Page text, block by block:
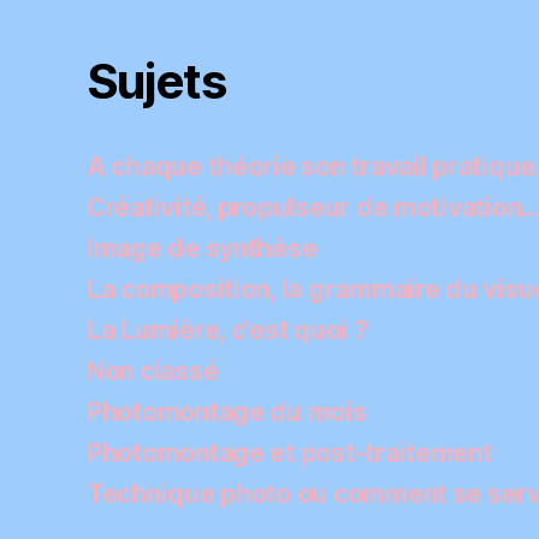
Sujets
A chaque théorie son travail
Créativité, propulseur de motivation…
Image de synthèse
La composition, la grammaire du
La Lumière, c'est quoi ?
Non classé
Photomontage du mois
Photomontage et post-traitement
Technique photo ou comment se